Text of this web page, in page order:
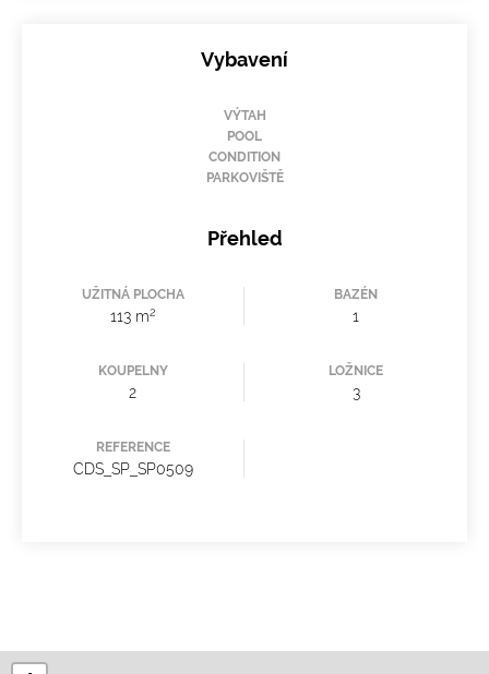
Vybavení
VÝTAH
POOL
CONDITION
PARKOVIŠTĚ
Přehled
UŽITNÁ PLOCHA
113 m2
BAZÉN
1
KOUPELNY
2
LOŽNICE
3
REFERENCE
CDS_SP_SP0509